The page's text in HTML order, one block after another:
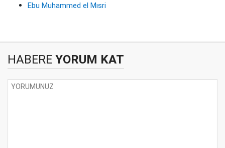
Ebu Muhammed el Mısri
HABERE YORUM KAT